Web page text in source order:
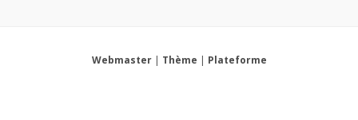
Webmaster| Thème | Plateforme